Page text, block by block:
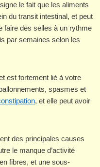
le fait que les aliments
du transit intestinal, et peut
faire des selles à un rythme
par semaines selon les
est fortement lié à votre
spasmes et
, et elle peut avoir
des principales causes
le manque d’activité
fibres, et une sous-